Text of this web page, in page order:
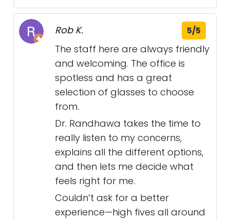
Rob K. 5/5
The staff here are always friendly
and welcoming. The office is
spotless and has a great
selection of glasses to choose
from.
Dr. Randhawa takes the time to
really listen to my concerns,
explains all the different options,
and then lets me decide what
feels right for me.
Couldn’t ask for a better
experience—high fives all around